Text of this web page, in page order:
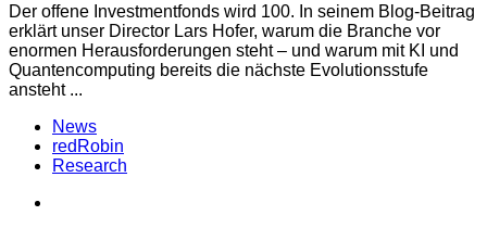
Der offene Investmentfonds wird 100. In seinem Blog-Beitrag
erklärt unser Director Lars Hofer, warum die Branche vor
enormen Herausforderungen steht – und warum mit KI und
Quantencomputing bereits die nächste Evolutionsstufe
ansteht ...
News
redRobin
Research